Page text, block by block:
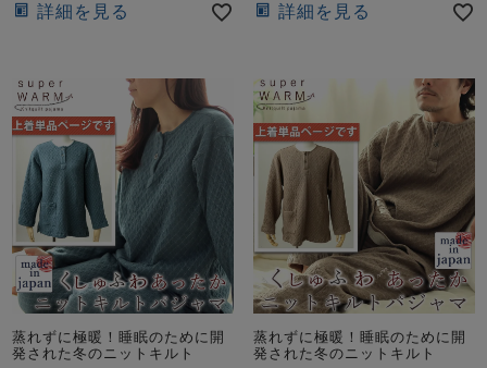
詳細を見る 詳細を見る
蒸れずに極暖！睡眠のために開
発された冬のニットキルト
蒸れずに極暖！睡眠のために開
発された冬のニットキルト